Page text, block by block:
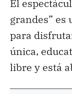
El
grandes” es
para
única,
libre y está